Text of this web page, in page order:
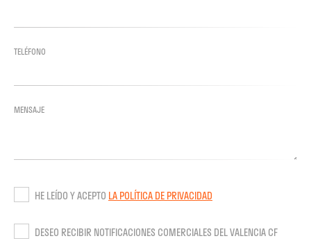
TELÉFONO
MENSAJE
HE LEÍDO Y ACEPTO LA POLÍTICA DE PRIVACIDAD
DESEO RECIBIR NOTIFICACIONES COMERCIALES DEL VALENCIA CF